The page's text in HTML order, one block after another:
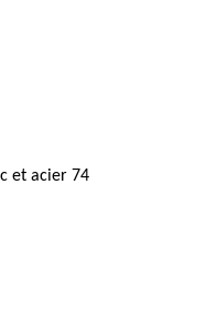
et acier 74